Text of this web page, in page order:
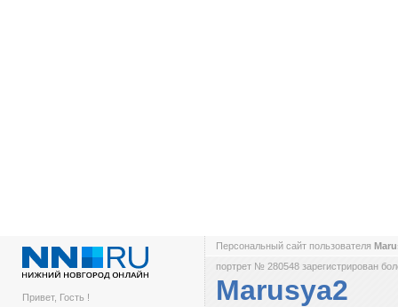
Привет, Гость !
Персональный сайт пользователя
портрет № 280548 зарегистрирован
Marusya2